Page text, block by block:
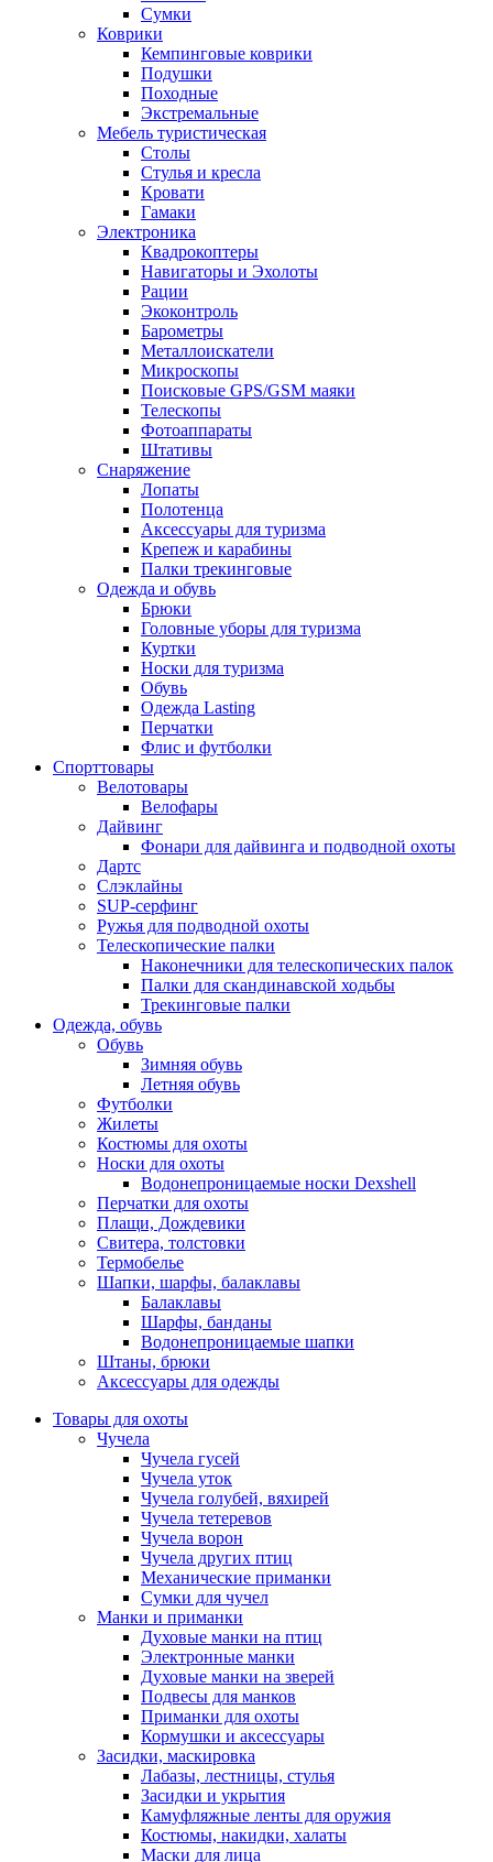
Сумки
Коврики
Кемпинговые коврики
Подушки
Походные
Экстремальные
Мебель туристическая
Столы
Стулья и кресла
Кровати
Гамаки
Электроника
Квадрокоптеры
Навигаторы и Эхолоты
Рации
Экоконтроль
Барометры
Металлоискатели
Микроскопы
Поисковые GPS/GSM маяки
Телескопы
Фотоаппараты
Штативы
Снаряжение
Лопаты
Полотенца
Аксессуары для туризма
Крепеж и карабины
Палки трекинговые
Одежда и обувь
Брюки
Головные уборы для туризма
Куртки
Носки для туризма
Обувь
Одежда Lasting
Перчатки
Флис и футболки
Спорттовары
Велотовары
Велофары
Дайвинг
Фонари для дайвинга и подводной охоты
Дартс
Cлэклайны
SUP-серфинг
Ружья для подводной охоты
Телескопические палки
Наконечники для телескопических палок
Палки для скандинавской ходьбы
Трекинговые палки
Одежда, обувь
Обувь
Зимняя обувь
Летняя обувь
Футболки
Жилеты
Костюмы для охоты
Носки для охоты
Водонепроницаемые носки Dexshell
Перчатки для охоты
Плащи, Дождевики
Свитера, толстовки
Термобелье
Шапки, шарфы, балаклавы
Балаклавы
Шарфы, банданы
Водонепроницаемые шапки
Штаны, брюки
Аксессуары для одежды
Товары для охоты
Чучела
Чучела гусей
Чучела уток
Чучела голубей, вяхирей
Чучела тетеревов
Чучела ворон
Чучела других птиц
Механические приманки
Сумки для чучел
Манки и приманки
Духовые манки на птиц
Электронные манки
Духовые манки на зверей
Подвесы для манков
Приманки для охоты
Кормушки и аксессуары
Засидки, маскировка
Лабазы, лестницы, стулья
Засидки и укрытия
Камуфляжные ленты для оружия
Костюмы, накидки, халаты
Маски для лица